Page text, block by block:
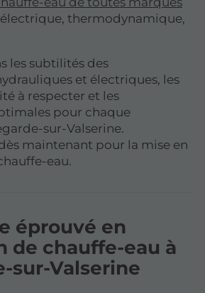
thermodynamique,
les subtilités des
et électriques, les
à respecter et les
pour chaque
sur-Valserine.
maintenant pour la mise en
eau.
éprouvé en
de chauffe-eau à
sur-Valserine